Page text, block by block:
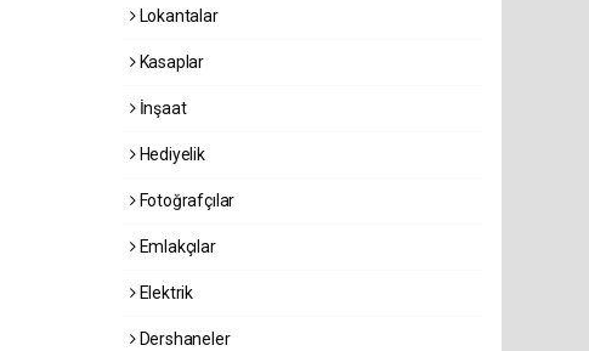
Lokantalar
Kasaplar
İnşaat
Hediyelik
Fotoğrafçılar
Emlakçılar
Elektrik
Dershaneler